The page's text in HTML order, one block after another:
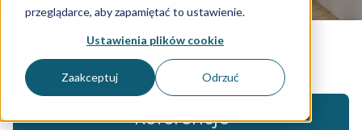
przeglądarce, aby zapamiętać to ustawienie.
Ustawienia plików cookie
Zaakceptuj Odrzuć
Referencje